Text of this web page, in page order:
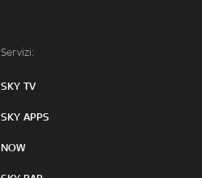
Servizi:
SKY TV
SKY APPS
NOW